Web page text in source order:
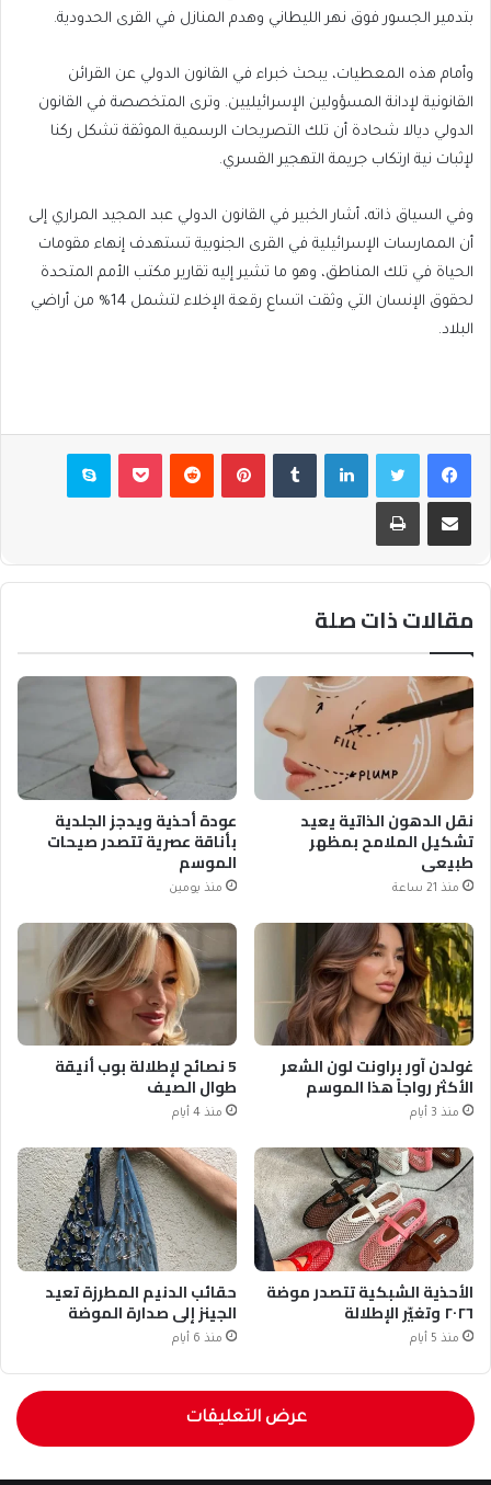
بتدمير الجسور فوق نهر الليطاني وهدم المنازل في القرى الحدودية.
وأمام هذه المعطيات، يبحث خبراء في القانون الدولي عن القرائن
القانونية لإدانة المسؤولين الإسرائيليين. وترى المتخصصة في القانون
الدولي ديالا شحادة أن تلك التصريحات الرسمية الموثقة تشكل ركنا
لإثبات نية ارتكاب جريمة التهجير القسري.
وفي السياق ذاته، أشار الخبير في القانون الدولي عبد المجيد المراري إلى
أن الممارسات الإسرائيلية في القرى الجنوبية تستهدف إنهاء مقومات
الحياة في تلك المناطق، وهو ما تشير إليه تقارير مكتب الأمم المتحدة
لحقوق الإنسان التي وثقت اتساع رقعة الإخلاء لتشمل 14% من أراضي
البلاد.
فيسبوكتويتر لينكدإن بينتيريست بوكيت سكايب
مشاركة عبر البريد طباعة
مقالات ذات صلة
نقل الدهون الذاتية يعيد
تشكيل الملامح بمظهر
طبيعي
منذ 21 ساعة
عودة أحذية ويدجز الجلدية
بأناقة عصرية تتصدر صيحات
الموسم
منذ يومين
غولدن آور براونت لون الشعر
الأكثر رواجاً هذا الموسم
منذ 3 أيام
5 نصائح لإطلالة بوب أنيقة
طوال الصيف
منذ 4 أيام
الأحذية الشبكية تتصدر موضة
٢٠٢٦ وتغيّر الإطلالة
منذ 5 أيام
حقائب الدنيم المطرزة تعيد
الجينز إلى صدارة الموضة
منذ 6 أيام
عرض التعليقات